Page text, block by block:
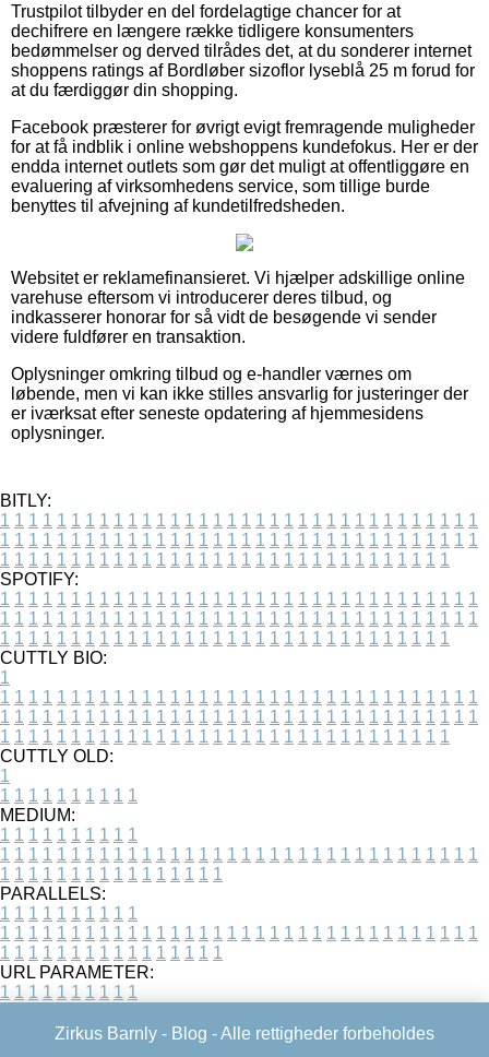
Trustpilot tilbyder en del fordelagtige chancer for at
dechifrere en længere række tidligere konsumenters
bedømmelser og derved tilrådes det, at du sonderer internet
shoppens ratings af Bordløber sizoflor lyseblå 25 m forud for
at du færdiggør din shopping.
Facebook præsterer for øvrigt evigt fremragende muligheder
for at få indblik i online webshoppens kundefokus. Her er der
endda internet outlets som gør det muligt at offentliggøre en
evaluering af virksomhedens service, som tillige burde
benyttes til afvejning af kundetilfredsheden.
Websitet er reklamefinansieret. Vi hjælper adskillige online
varehuse eftersom vi introducerer deres tilbud, og
indkasserer honorar for så vidt de besøgende vi sender
videre fuldfører en transaktion.
Oplysninger omkring tilbud og e-handler værnes om
løbende, men vi kan ikke stilles ansvarlig for justeringer der
er iværksat efter seneste opdatering af hjemmesidens
oplysninger.
BITLY:
1 1 1 1 1 1 1 1 1 1 1 1 1 1 1 1 1 1 1 1 1 1 1 1 1 1 1 1 1 1 1 1 1 1
1 1 1 1 1 1 1 1 1 1 1 1 1 1 1 1 1 1 1 1 1 1 1 1 1 1 1 1 1 1 1 1 1 1
1 1 1 1 1 1 1 1 1 1 1 1 1 1 1 1 1 1 1 1 1 1 1 1 1 1 1 1 1 1 1 1
SPOTIFY:
1 1 1 1 1 1 1 1 1 1 1 1 1 1 1 1 1 1 1 1 1 1 1 1 1 1 1 1 1 1 1 1 1 1
1 1 1 1 1 1 1 1 1 1 1 1 1 1 1 1 1 1 1 1 1 1 1 1 1 1 1 1 1 1 1 1 1 1
1 1 1 1 1 1 1 1 1 1 1 1 1 1 1 1 1 1 1 1 1 1 1 1 1 1 1 1 1 1 1 1
CUTTLY BIO:
1
1 1 1 1 1 1 1 1 1 1 1 1 1 1 1 1 1 1 1 1 1 1 1 1 1 1 1 1 1 1 1 1 1 1
1 1 1 1 1 1 1 1 1 1 1 1 1 1 1 1 1 1 1 1 1 1 1 1 1 1 1 1 1 1 1 1 1 1
1 1 1 1 1 1 1 1 1 1 1 1 1 1 1 1 1 1 1 1 1 1 1 1 1 1 1 1 1 1 1 1
CUTTLY OLD:
1
1 1 1 1 1 1 1 1 1 1
MEDIUM:
1 1 1 1 1 1 1 1 1 1
1 1 1 1 1 1 1 1 1 1 1 1 1 1 1 1 1 1 1 1 1 1 1 1 1 1 1 1 1 1 1 1 1 1
1 1 1 1 1 1 1 1 1 1 1 1 1 1 1 1
PARALLELS:
1 1 1 1 1 1 1 1 1 1
1 1 1 1 1 1 1 1 1 1 1 1 1 1 1 1 1 1 1 1 1 1 1 1 1 1 1 1 1 1 1 1 1 1
1 1 1 1 1 1 1 1 1 1 1 1 1 1 1 1
URL PARAMETER:
1 1 1 1 1 1 1 1 1 1
Zirkus Barnly - Blog - Alle rettigheder forbeholdes